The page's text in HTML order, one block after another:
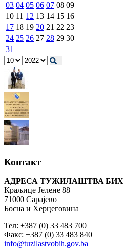
03 04 05 06 07 08 09
10 11 12 13 14 15 16
17 18 19 20 21 22 23
24 25 26 27 28 29 30
31
Контакт
АДРЕСА ТУЖИЛАШТВА БИХ
Краљице Јелене 88
71000 Сарајево
Босна и Херцеговина
Тел: +387 (0) 33 483 700
Факс: +387 (0) 33 483 840
info@tuzilastvobih.gov.ba